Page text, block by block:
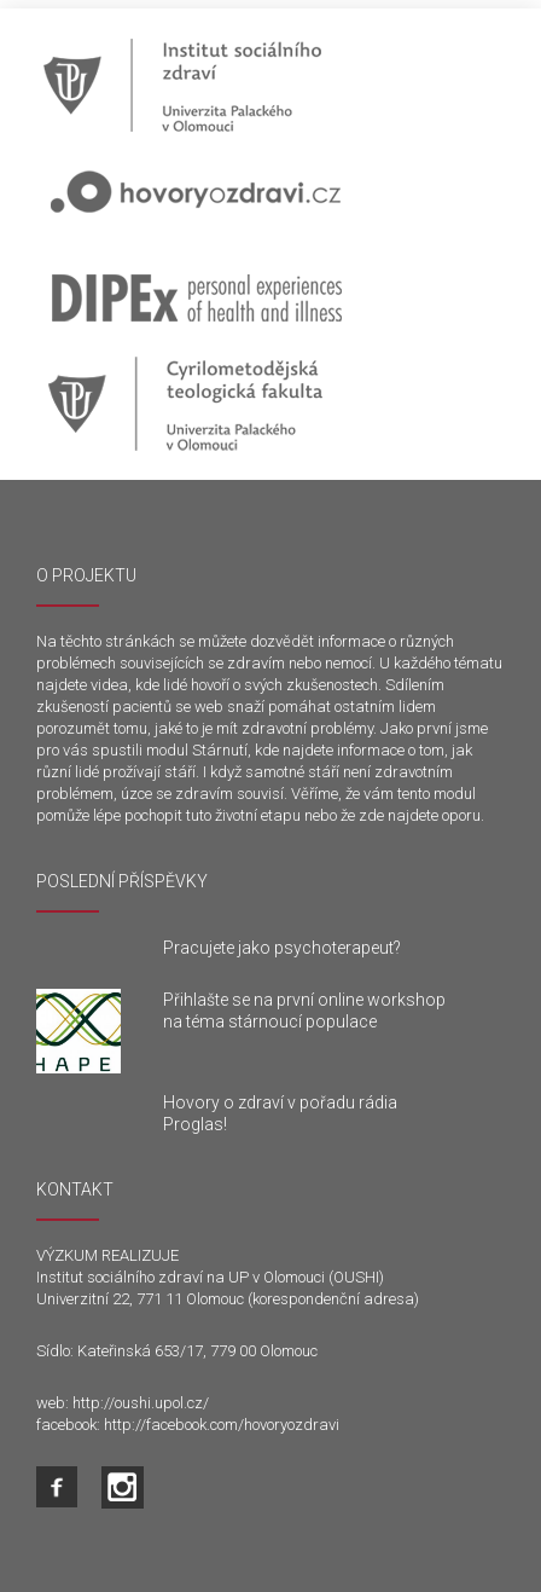
O PROJEKTU
Na těchto stránkách se můžete dozvědět informace o různých
problémech souvisejících se zdravím nebo nemocí. U každého tématu
najdete videa, kde lidé hovoří o svých zkušenostech. Sdílením
zkušeností pacientů se web snaží pomáhat ostatním lidem
porozumět tomu, jaké to je mít zdravotní problémy. Jako první jsme
pro vás spustili modul Stárnutí, kde najdete informace o tom, jak
různí lidé prožívají stáří. I když samotné stáří není zdravotním
problémem, úzce se zdravím souvisí. Věříme, že vám tento modul
pomůže lépe pochopit tuto životní etapu nebo že zde najdete oporu.
POSLEDNÍ PŘÍSPĚVKY
Pracujete jako psychoterapeut?
Přihlašte se na první online workshop
na téma stárnoucí populace
Hovory o zdraví v pořadu rádia
Proglas!
KONTAKT
VÝZKUM REALIZUJE
Institut sociálního zdraví na UP v Olomouci (OUSHI)
Univerzitní 22, 771 11 Olomouc (korespondenční adresa)
Sídlo: Kateřinská 653/17, 779 00 Olomouc
web: http://oushi.upol.cz/
facebook: http://facebook.com/hovoryozdravi